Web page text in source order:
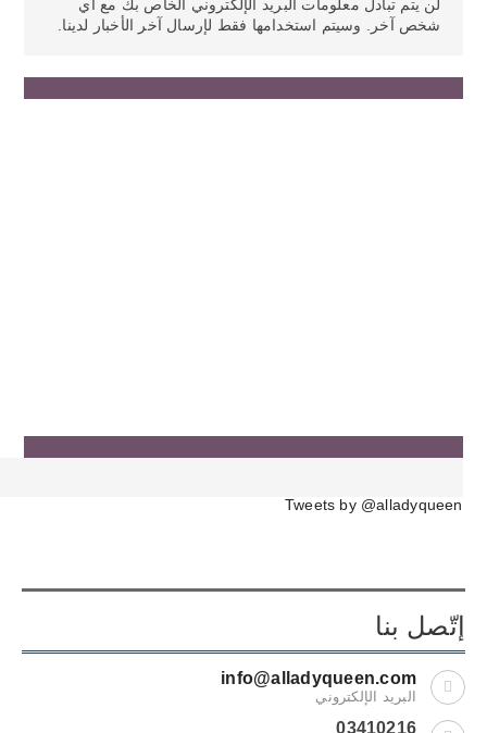
لن يتم تبادل معلومات البريد الإلكتروني الخاص بك مع أي
شخص آخر. وسيتم استخدامها فقط لإرسال آخر الأخبار لدينا.
Tweets by @alladyqueen
إتّصل بنا
info@alladyqueen.com
البريد الإلكتروني
03410216